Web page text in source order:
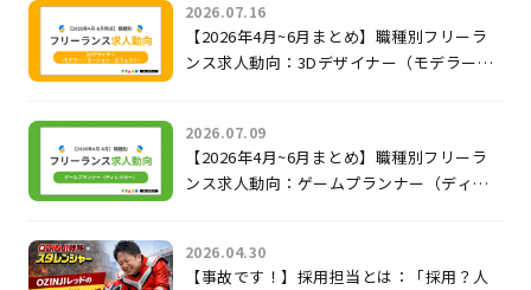
2026.07.16
【2026年4月~6月まとめ】職種別フリーラ
ンス求人動向：3Dデザイナー（モデラー・
2026.07.09
【2026年4月~6月まとめ】職種別フリーラ
ンス求人動向：ゲームプランナー（ディレ
2026.04.30
【事故です！】採用担当とは：「採用？人